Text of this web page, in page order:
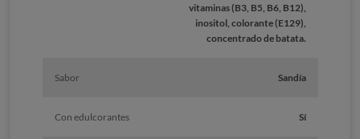
vitaminas (B3, B5, B6, B12),
inositol, colorante (E129),
concentrado de batata.
Sabor Sandía
Con edulcorantes Sí